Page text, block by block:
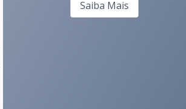
Saiba Mais